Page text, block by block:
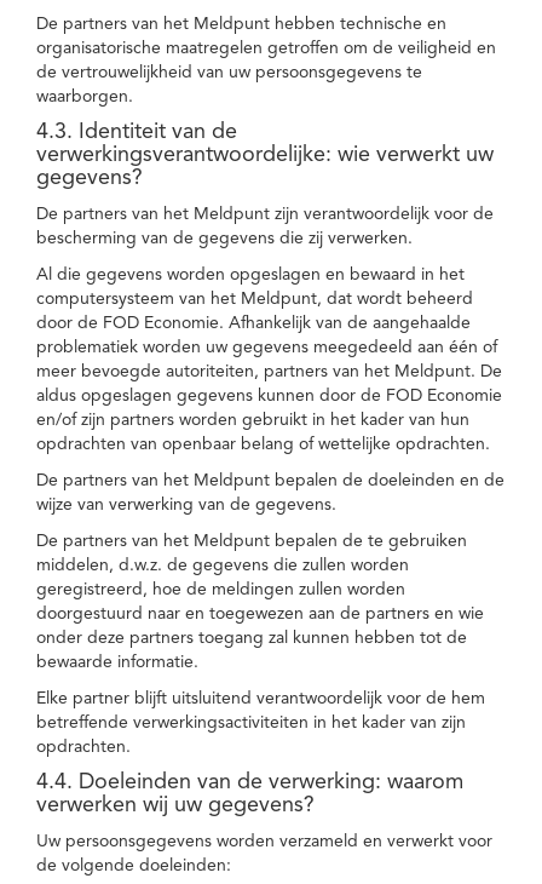
De partners van het Meldpunt hebben technische en
organisatorische maatregelen getroffen om de veiligheid en
de vertrouwelijkheid van uw persoonsgegevens te
waarborgen.
4.3. Identiteit van de
verwerkingsverantwoordelijke: wie verwerkt uw
gegevens?
De partners van het Meldpunt zijn verantwoordelijk voor de
bescherming van de gegevens die zij verwerken.
Al die gegevens worden opgeslagen en bewaard in het
computersysteem van het Meldpunt, dat wordt beheerd
door de FOD Economie. Afhankelijk van de aangehaalde
problematiek worden uw gegevens meegedeeld aan één of
meer bevoegde autoriteiten, partners van het Meldpunt. De
aldus opgeslagen gegevens kunnen door de FOD Economie
en/of zijn partners worden gebruikt in het kader van hun
opdrachten van openbaar belang of wettelijke opdrachten.
De partners van het Meldpunt bepalen de doeleinden en de
wijze van verwerking van de gegevens.
De partners van het Meldpunt bepalen de te gebruiken
middelen, d.w.z. de gegevens die zullen worden
geregistreerd, hoe de meldingen zullen worden
doorgestuurd naar en toegewezen aan de partners en wie
onder deze partners toegang zal kunnen hebben tot de
bewaarde informatie.
Elke partner blijft uitsluitend verantwoordelijk voor de hem
betreffende verwerkingsactiviteiten in het kader van zijn
opdrachten.
4.4. Doeleinden van de verwerking: waarom
verwerken wij uw gegevens?
Uw persoonsgegevens worden verzameld en verwerkt voor
de volgende doeleinden: